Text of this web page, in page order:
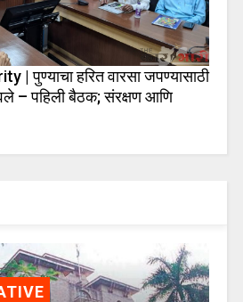
पुण्याचा हरित वारसा जपण्यासाठी
– पहिली बैठक; संरक्षण आणि